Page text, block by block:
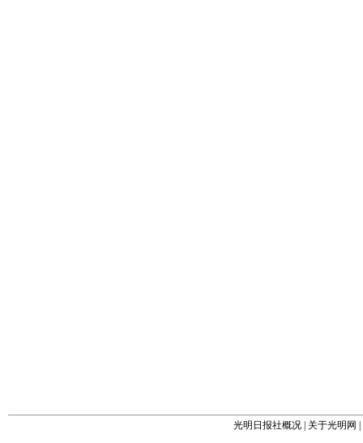
光明日报社概况 关于光明网